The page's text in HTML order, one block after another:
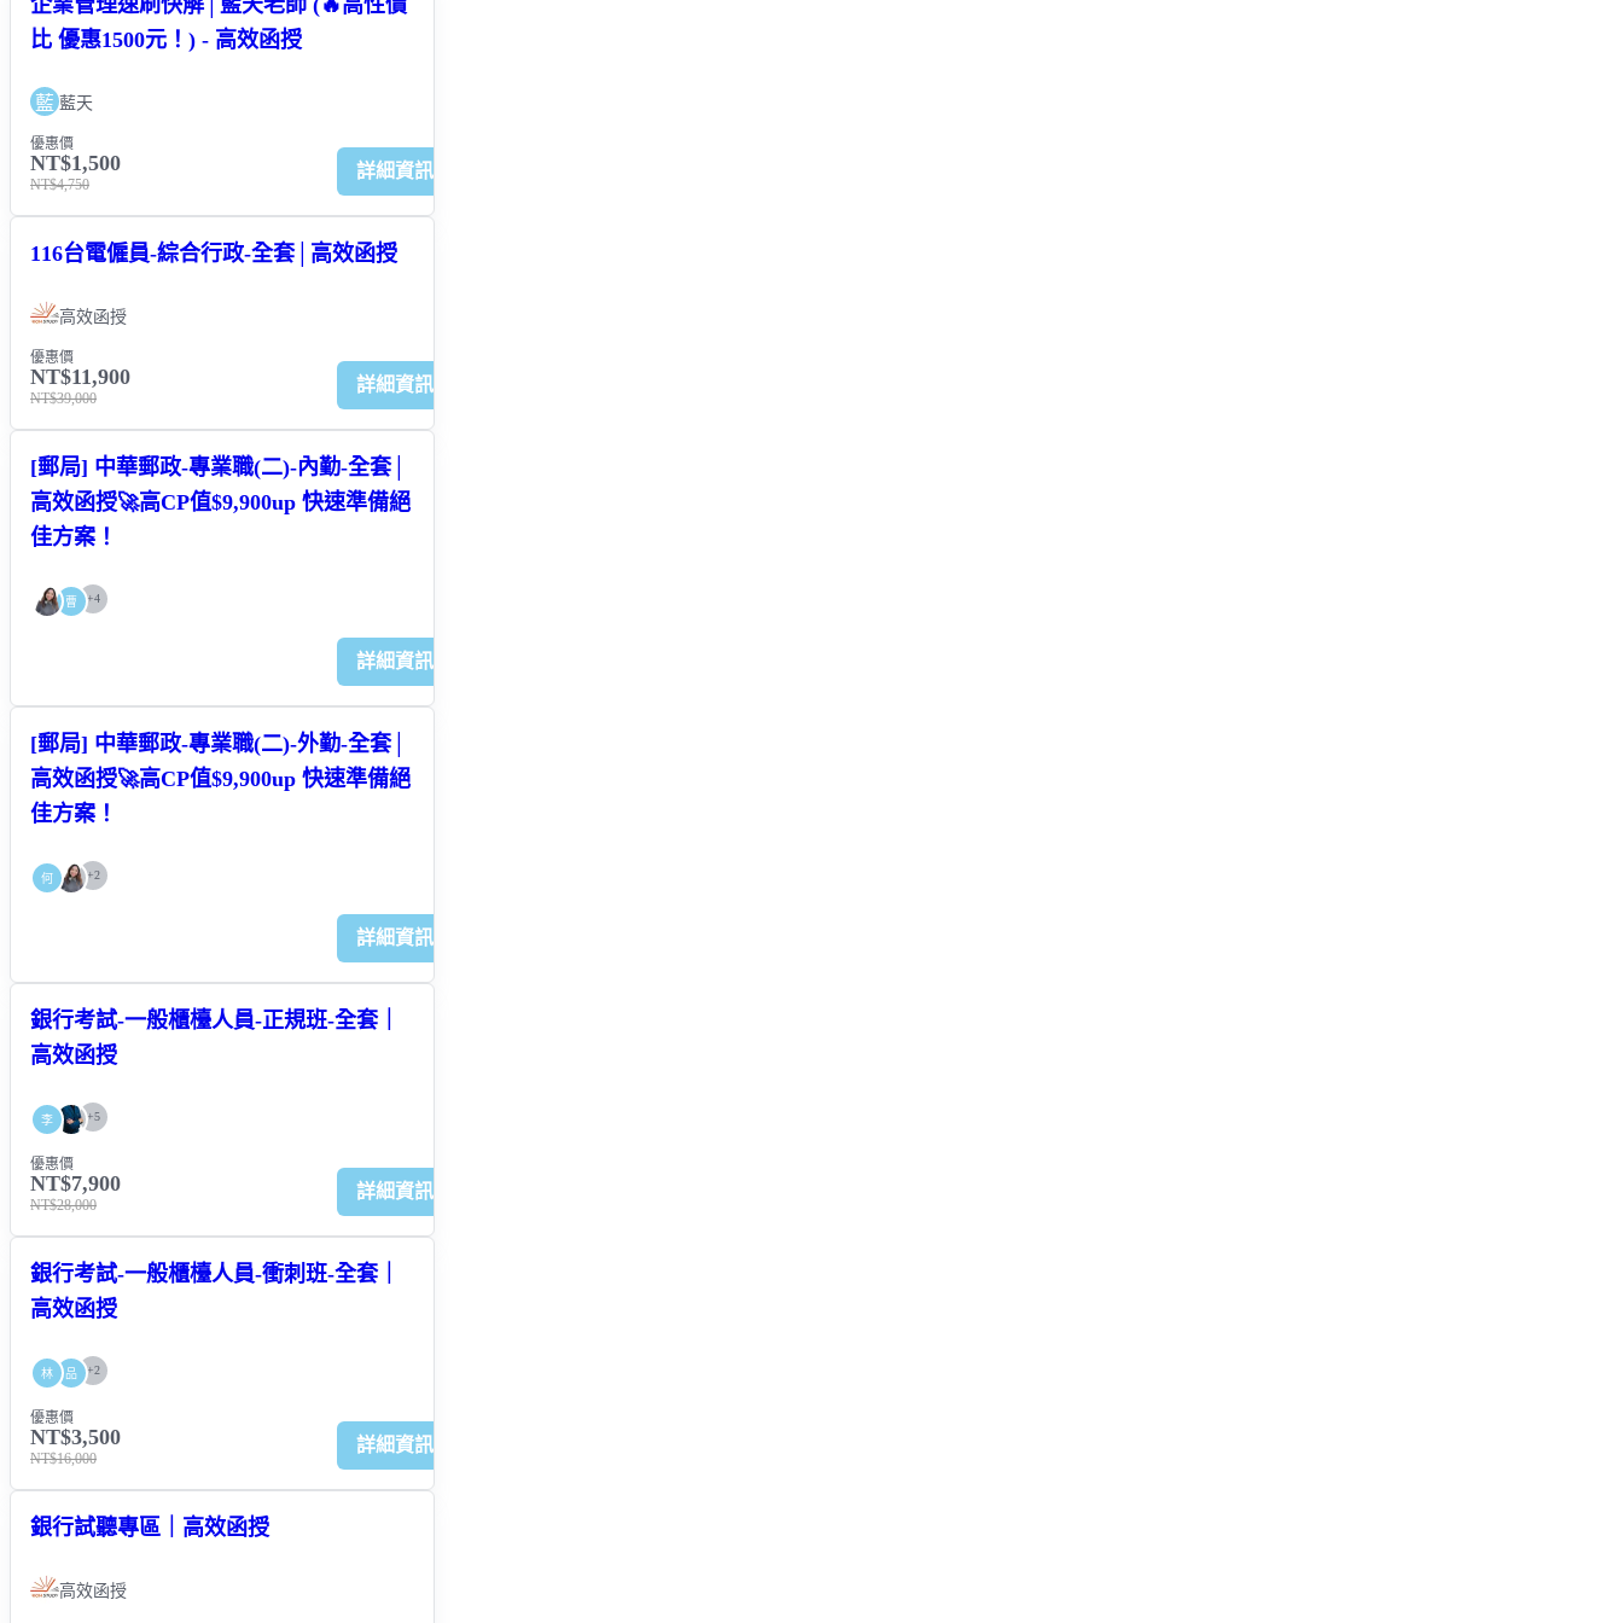
比 優惠1500元！) - 高效函授
藍 藍天
優惠價
NT$1,500
NT$4,750
詳細資訊
116台電僱員-綜合行政-全套│高效函授
高效函授
優惠價
NT$11,900
NT$39,000
詳細資訊
[郵局] 中華郵政-專業職(二)-內勤-全套│
高效函授🚀高CP值$9,900up 快速準備絕
佳方案！
+4
曹
詳細資訊
[郵局] 中華郵政-專業職(二)-外勤-全套│
高效函授🚀高CP值$9,900up 快速準備絕
佳方案！
+2
何
詳細資訊
銀行考試-一般櫃檯人員-正規班-全套｜
高效函授
+5
李
優惠價
NT$7,900
NT$28,000
詳細資訊
銀行考試-一般櫃檯人員-衝刺班-全套｜
高效函授
+2
品
林
優惠價
NT$3,500
NT$16,000
詳細資訊
銀行試聽專區｜高效函授
高效函授